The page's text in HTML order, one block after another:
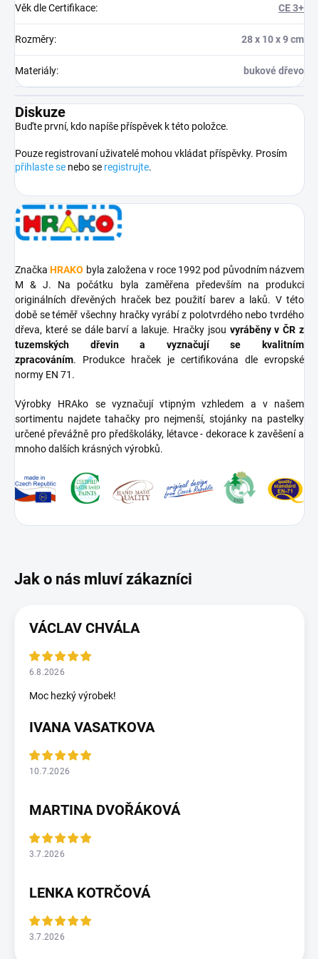
Věk dle Certifikace: CE 3+
Rozměry: 28 x 10 x 9 cm
Materiály: bukové dřevo
Diskuze
Buďte první, kdo napíše příspěvek k této položce.
Pouze registrovaní uživatelé mohou vkládat příspěvky. Prosím
přihlaste se nebo se registrujte.
Značka HRAKO byla založena v roce 1992 pod původním názvem
M & J. Na počátku byla zaměřena především na produkci
originálních dřevěných hraček bez použití barev a laků. V této
době se téměř všechny hračky vyrábí z polotvrdého nebo tvrdého
dřeva, které se dále barví a lakuje. Hračky jsou vyráběny v ČR z
tuzemských dřevin a vyznačují se kvalitním
zpracováním.
Produkce hraček je certifikována dle evropské
normy EN 71.
Výrobky HRAko se vyznačují vtipným vzhledem a v našem
sortimentu najdete tahačky pro nejmenší, stojánky na pastelky
určené převážně pro předškoláky, létavce - dekorace k zavěšení a
mnoho dalších krásných výrobků.
VÁCLAV CHVÁLA
6.8.2026
Moc hezký výrobek!
IVANA VASATKOVA
10.7.2026
MARTINA DVOŘÁKOVÁ
3.7.2026
LENKA KOTRČOVÁ
3.7.2026